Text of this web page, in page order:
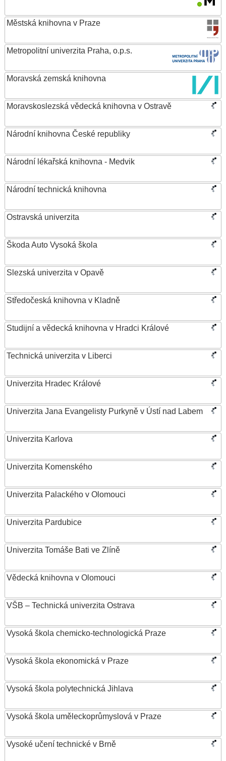
Městská knihovna v Praze
Metropolitní univerzita Praha, o.p.s.
Moravská zemská knihovna
Moravskoslezská vědecká knihovna v Ostravě
Národní knihovna České republiky
Národní lékařská knihovna - Medvik
Národní technická knihovna
Ostravská univerzita
Škoda Auto Vysoká škola
Slezská univerzita v Opavě
Středočeská knihovna v Kladně
Studijní a vědecká knihovna v Hradci Králové
Technická univerzita v Liberci
Univerzita Hradec Králové
Univerzita Jana Evangelisty Purkyně v Ústí nad Labem
Univerzita Karlova
Univerzita Komenského
Univerzita Palackého v Olomouci
Univerzita Pardubice
Univerzita Tomáše Bati ve Zlíně
Vědecká knihovna v Olomouci
VŠB – Technická univerzita Ostrava
Vysoká škola chemicko-technologická Praze
Vysoká škola ekonomická v Praze
Vysoká škola polytechnická Jihlava
Vysoká škola uměleckoprůmyslová v Praze
Vysoké učení technické v Brně